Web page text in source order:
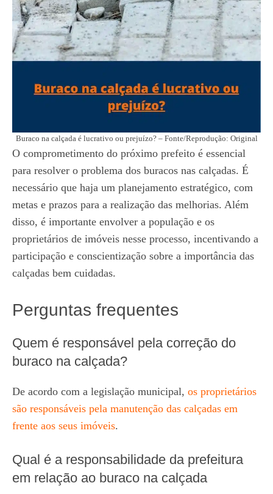
Buraco na calçada é lucrativo ou prejuízo? – Fonte/Reprodução: Original
O comprometimento do próximo prefeito é essencial
para resolver o problema dos buracos nas calçadas. É
necessário que haja um planejamento estratégico, com
metas e prazos para a realização das melhorias. Além
disso, é importante envolver a população e os
proprietários de imóveis nesse processo, incentivando a
participação e conscientização sobre a importância das
calçadas bem cuidadas.
Perguntas frequentes
Quem é responsável pela correção do
buraco na calçada?
De acordo com a legislação municipal, os proprietários
são responsáveis pela manutenção das calçadas em
frente aos seus imóveis.
Qual é a responsabilidade da prefeitura
em relação ao buraco na calçada